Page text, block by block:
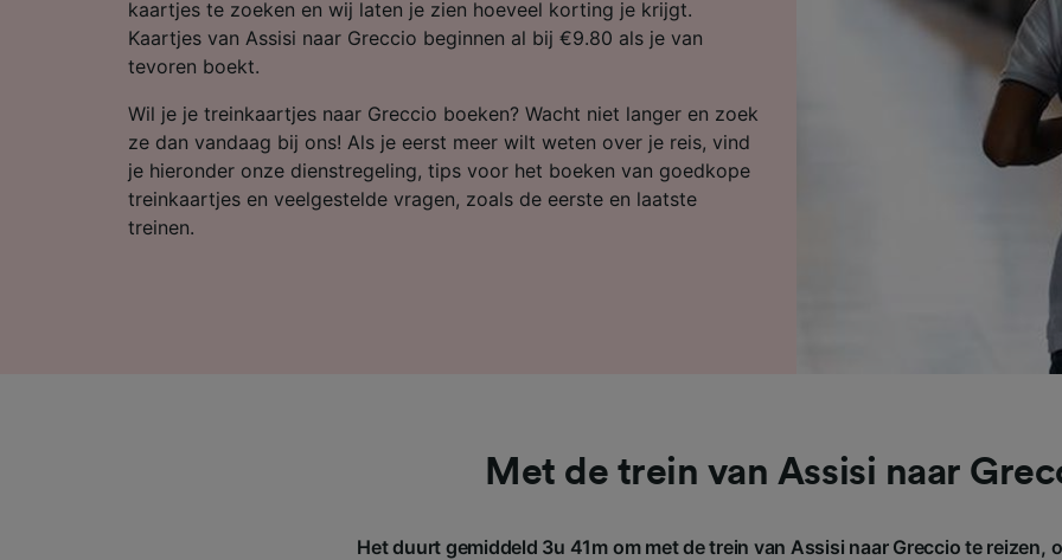
kaartjes te zoeken en wij laten je zien hoeveel korting je krijgt.
Kaartjes van Assisi naar Greccio beginnen al bij €9.80 als je van
tevoren boekt.
Wil je je treinkaartjes naar Greccio boeken? Wacht niet langer en zoek
ze dan vandaag bij ons! Als je eerst meer wilt weten over je reis, vind
je hieronder onze dienstregeling, tips voor het boeken van goedkope
treinkaartjes en veelgestelde vragen, zoals de eerste en laatste
treinen.
Met de trein van Assisi naar
Het duurt gemiddeld 3u 41m om met de trein van Assisi naar Greccio te reizen,